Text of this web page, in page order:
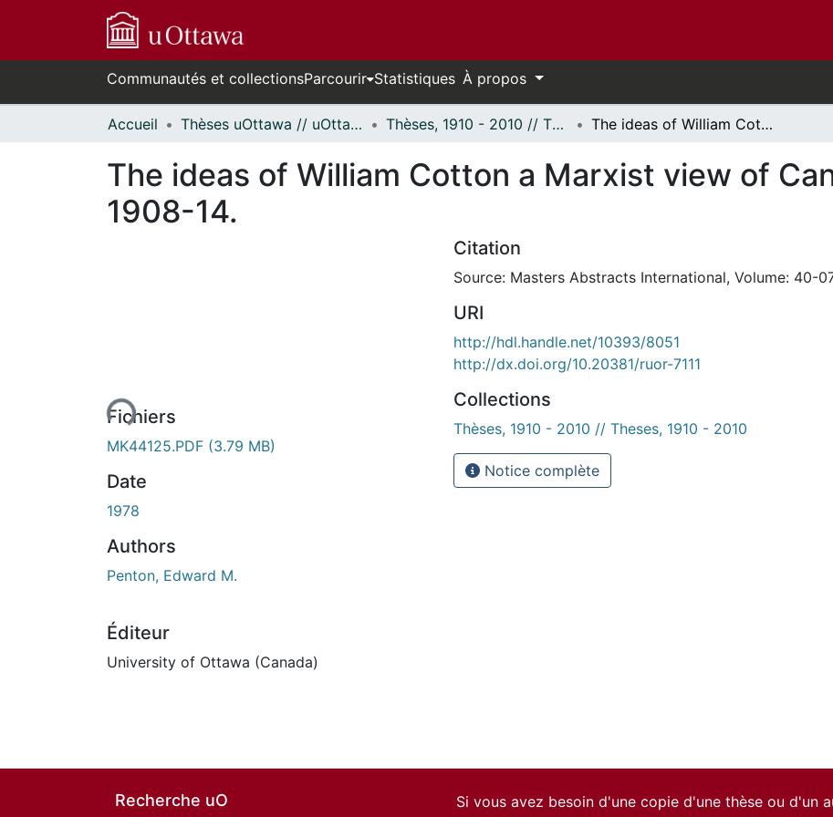
Communautés et collectionsParcourir Statistiques À propos
Accueil Thèses uOttawa // uOttawa Theses Thèses, 1910 - 2010 // Theses, 1910 - 2010 The ideas of William Cotton a Marxist view of Canadian society, 1908-14.
The ideas of William Cotton a Marxist view of
1908-14.
de chargement...Fichiers
MK44125.PDF (3.79 MB)
Date
1978
Authors
Penton, Edward M.
Éditeur
University of Ottawa (Canada)
Citation
Source: Masters Abstracts International, Volume: 40-
URI
http://hdl.handle.net/10393/8051
http://dx.doi.org/10.20381/ruor-7111
Collections
Thèses, 1910 - 2010 // Theses, 1910 - 2010
Notice complète
Recherche uO
Si vous avez besoin d'une copie d'une thèse ou d'un